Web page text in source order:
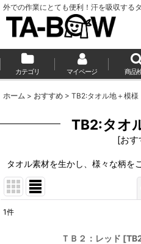
外での作業にとても便利！汗を吸収する
カテゴリ マイページ 商品
ホーム > おすすめ > TB2:タオル地＋模様
TB2:タオ
[おす
タオル素材を生かし、様々な柄
1件
ＴＢ２：レッド [